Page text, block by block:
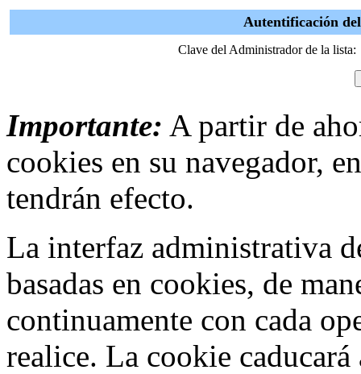
Autentificación
Clave del Administrador de la lista:
Importante: A partir de
cookies en su navegador,
tendrán efecto.
La interfaz administrativa
basadas en cookies, de
continuamente con cada
realice. La cookie